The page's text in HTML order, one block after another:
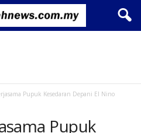
Pupuk Kesedaran Depani El Nino
Pupuk